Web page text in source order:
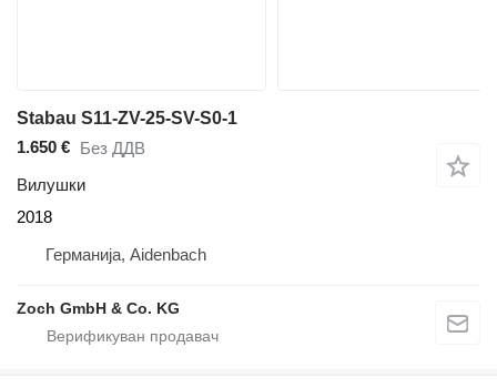
Stabau S11-ZV-25-SV-S0-1
1.650 € Без ДДВ
Вилушки
2018
Германија, Aidenbach
Zoch GmbH & Co. KG